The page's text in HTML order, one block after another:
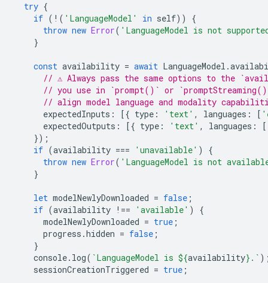
try {
if ( ! ( 'LanguageModel' in self))
{
throw new Error( 'LanguageModel is not
}
const availability = await LanguageModel .
// ⚠️ Always pass the same options to the
// you use in `prompt()` or
// align model language and modality
expectedInputs : [{ type : 'text' , languages : [
expectedOutputs : [{ type : 'text' , languages : [
});
if (availability === 'unavailable' )
{
throw new Error( 'LanguageModel is not
}
let modelNewlyDownloaded = false ;
if (availability !== 'available' )
{
modelNewlyDownloaded = true ;
progress .hidden = false ;
}
console. log( `LanguageModel is ${availability} .`
sessionCreationTriggered = true ;